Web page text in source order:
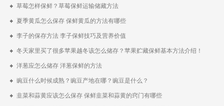
草莓怎样保鲜？草莓保鲜运输储藏方法
夏季黄瓜怎么保存 保鲜黄瓜的方法有哪些
李子的保存方法 李子保鲜技巧及营养价值
冬天家里买了很多苹果越冬该怎么储存？苹果贮藏保鲜基本方法介绍！
洋葱应怎么储存 洋葱保鲜的方法
豌豆什么时候成熟？豌豆产地在哪？豌豆是什么？
韭菜和蒜黄应该怎么保存 保鲜韭菜和蒜黄的窍门有哪些